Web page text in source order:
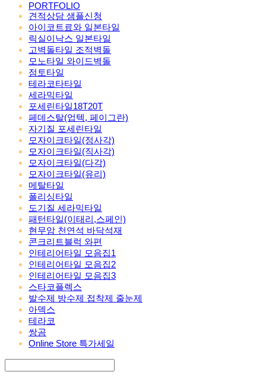
PORTFOLIO
견적상담 샘플신청
아이코트료와 일본타일
릭실이낙스 일본타일
고벽돌타일 조적벽돌
모노타일 와이드벽돌
점토타일
테라코타타일
세라믹타일
포세린타일18T20T
페데스탈(업텍, 페이그란)
자기질 포세린타일
모자이크타일(정사각)
모자이크타일(직사각)
모자이크타일(다각)
모자이크타일(유리)
메탈타일
폴리싱타일
도기질 세라믹타일
패턴타일(이태리,스페인)
현무암 천연석 바닥석재
콘크리트블럭 와편
인테리어타일 모음집1
인테리어타일 모음집2
인테리어타일 모음집3
스타코플렉스
발수제 방수제 접착제 줄눈제
아덱스
테라코
쌍곰
Online Store 특가세일